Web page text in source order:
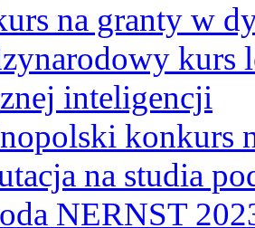
na granty w
kurs
inteligencji
konkurs
na studia
NERNST